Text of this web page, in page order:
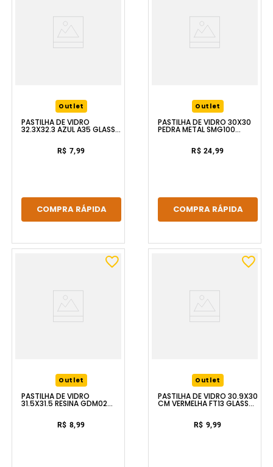
Outlet
PASTILHA DE VIDRO
32.3X32.3 AZUL A35 GLASS
R$ 7,99
COMPRA RÁPIDA
Outlet
PASTILHA DE VIDRO 30X30
PEDRA METAL SMG100
R$ 24,99
COMPRA RÁPIDA
Outlet
PASTILHA DE VIDRO
31.5X31.5 RESINA GDM02
R$ 8,99
Outlet
PASTILHA DE VIDRO 30.9X30
CM VERMELHA FT13 GLASS
R$ 9,99